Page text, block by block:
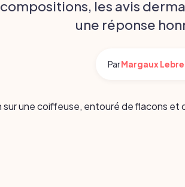
compositions, les avis
une réponse
ParMargaux